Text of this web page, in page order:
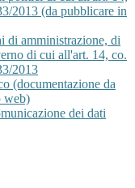
2013 (da pubblicare in
di amministrazione, di
di cui all'art. 14, co.
2013
(documentazione da
web)
dei dati